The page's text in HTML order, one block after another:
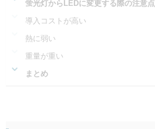
蛍光灯からLEDに変更する際の注意点
導入コストが高い
熱に弱い
重量が重い
まとめ